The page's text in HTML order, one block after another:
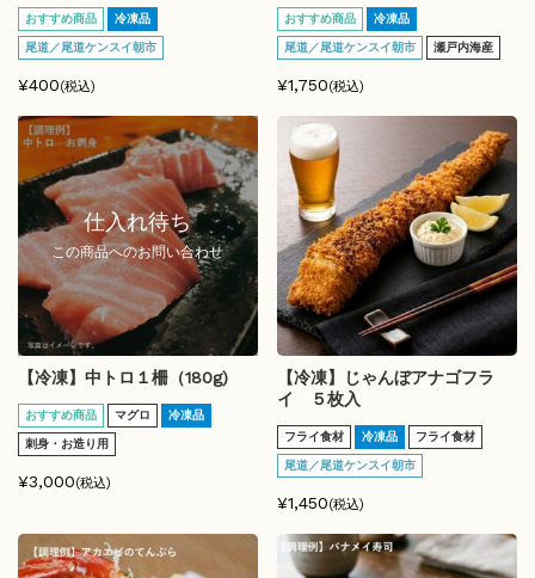
おすすめ商品 冷凍品
尾道／尾道ケンスイ朝市
¥400(税込)
おすすめ商品 冷凍品
尾道／尾道ケンスイ朝市 瀬戸内海産
¥1,750(税込)
仕入れ待ち
この商品へのお問い合わせ
【冷凍】中トロ１柵（180g)
おすすめ商品 マグロ 冷凍品
刺身・お造り用
¥3,000(税込)
【冷凍】じゃんぼアナゴフラ
イ ５枚入
フライ食材 冷凍品 フライ食材
尾道／尾道ケンスイ朝市
¥1,450(税込)